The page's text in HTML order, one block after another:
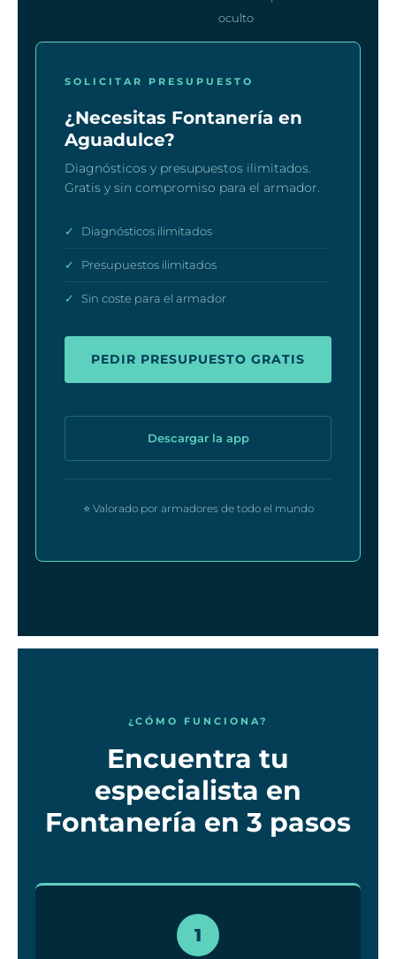
oculto
SOLICITAR PRESUPUESTO
¿Necesitas Fontanería en
Aguadulce?
Diagnósticos y presupuestos ilimitados.
Gratis y sin compromiso para el armador.
✓ Diagnósticos ilimitados
✓ Presupuestos ilimitados
✓ Sin coste para el armador
PEDIR PRESUPUESTO GRATIS
Descargar la app
⭐ Valorado por armadores de todo el mundo
¿CÓMO FUNCIONA?
Encuentra tu
especialista en
Fontanería en 3 pasos
1